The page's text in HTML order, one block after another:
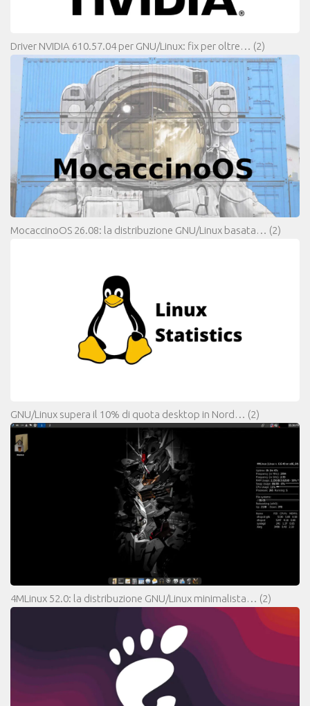
Driver NVIDIA 610.57.04 per GNU/Linux: fix per oltre… (2)
MocaccinoOS 26.08: la distribuzione GNU/Linux basata… (2)
GNU/Linux supera il 10% di quota desktop in Nord… (2)
4MLinux 52.0: la distribuzione GNU/Linux minimalista… (2)